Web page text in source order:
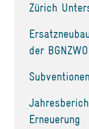
Zürich
der
Subventionen
Erneuerung